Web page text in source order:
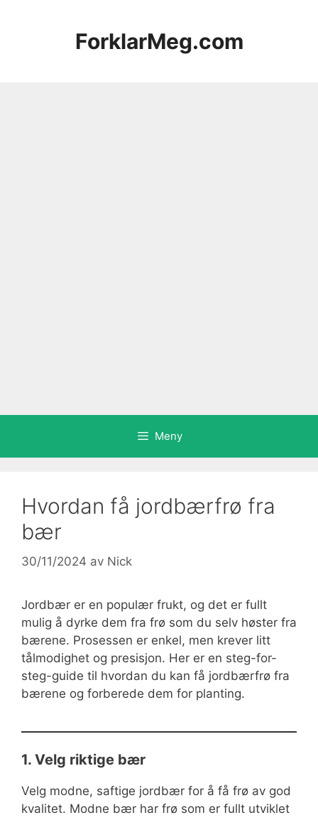
ForklarMeg.com
Meny
Hvordan få jordbærfrø fra
bær
30/11/2024 av Nick
Jordbær er en populær frukt, og det er fullt
mulig å dyrke dem fra frø som du selv høster fra
bærene. Prosessen er enkel, men krever litt
tålmodighet og presisjon. Her er en steg-for-
steg-guide til hvordan du kan få jordbærfrø fra
bærene og forberede dem for planting.
1. Velg riktige bær
Velg modne, saftige jordbær for å få frø av god
kvalitet. Modne bær har frø som er fullt utviklet